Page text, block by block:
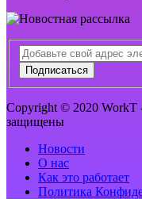
Подписаться
Copyright © 2020 WorkT
защищены
Новости
О нас
Как это работает
Политика